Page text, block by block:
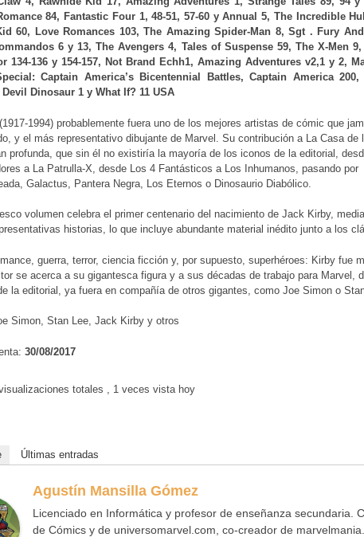
84, Fantastic Four 1, 48-51, 57-60 y Annual 5, The Incredible
60, Love Romances 103, The Amazing Spider-Man 8, Sgt . Fury
6 y 13, The Avengers 4, Tales of Suspense 59, The X-Men 9,
134-136 y 154-157, Not Brand Echh1, Amazing Adventures v2,1 y 2,
Captain America’s Bicentennial Battles, Captain America 200,
Devil Dinosaur 1 y What If? 11 USA
1994) probablemente fuera uno de los mejores artistas de cómic que
y el más representativo dibujante de Marvel. Su contribución a La Casa de
profunda, que sin él no existiría la mayoría de los iconos de la editorial,
a La Patrulla-X, desde Los 4 Fantásticos a Los Inhumanos, pasando por
Galactus, Pantera Negra, Los Eternos o Dinosaurio Diabólico.
volumen celebra el primer centenario del nacimiento de Jack Kirby,
historias, lo que incluye abundante material inédito junto a los
guerra, terror, ciencia ficción y, por supuesto, superhéroes: Kirby fue
se acerca a su gigantesca figura y a sus décadas de trabajo para Marvel,
la editorial, ya fuera en compañía de otros gigantes, como Joe Simon o
Simon, Stan Lee, Jack Kirby y otros
30/08/2017
totales , 1 veces vista hoy
Últimas entradas
Agustín Mansilla Gómez
Licenciado en Informática y profesor de enseñanza secundaria.
de Cómics y de universomarvel.com, co-creador de